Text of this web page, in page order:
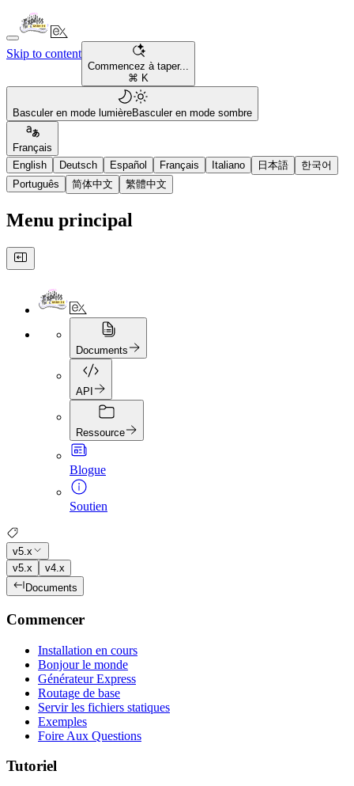
Skip to content
Commencez à taper...
⌘ K
Basculer en mode lumièreBasculer en mode sombre
Français
English
Deutsch Español Français Italiano 日本語
한국어
Português
简体中文 繁體中文
Menu principal
Documents
API
Ressource
Blogue
Soutien
v5.x
v5.x
v4.x
Documents
Commencer
Installation en cours
Bonjour le monde
Générateur Express
Routage de base
Servir les fichiers statiques
Exemples
Foire Aux Questions
Tutoriel